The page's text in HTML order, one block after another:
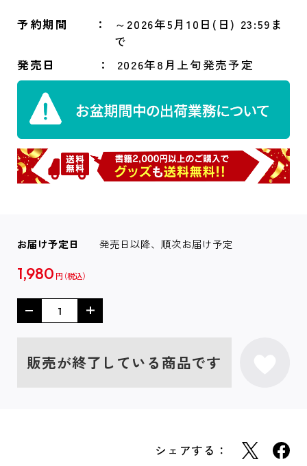
予約期間
～2026年5月10日(日) 23:59ま
で
発売日
2026年8月上旬発売予定
お届け予定日 発売日以降、順次お届け予定
1,980 円
販売が終了している商品です
シェアする：